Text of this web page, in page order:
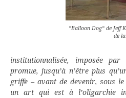
“Balloon Dog“ de Jeff
de
institutionnalisée, imposée
promue, jusqu’à n’être plus
griffe – avant de devenir, sous le
un art qui est à l’oligarchie